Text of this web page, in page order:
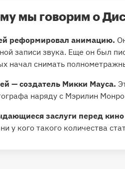
мы говорим о
реформировал анимацию.
записи звука. Еще он был
начал снимать
— создатель Микки Мауса.
наряду с Мэрилин
заслуги перед
у кого такого количества